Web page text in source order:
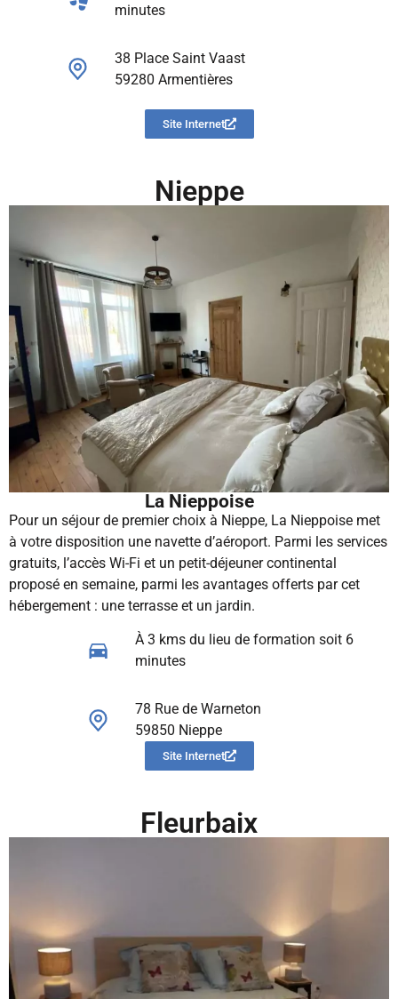
minutes
38 Place Saint Vaast
59280 Armentières
Site Internet
Nieppe
La Nieppoise
Pour un séjour de premier choix à Nieppe, La Nieppoise met
à votre disposition une navette d’aéroport. Parmi les services
gratuits, l’accès Wi-Fi et un petit-déjeuner continental
proposé en semaine, parmi les avantages offerts par cet
hébergement : une terrasse et un jardin.
À 3 kms du lieu de formation soit 6
minutes
78 Rue de Warneton
59850 Nieppe
Site Internet
Fleurbaix